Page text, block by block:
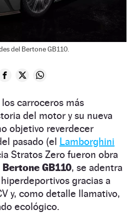
del Bertone GB110.
carroceros más
del motor y su nueva
objetivo reverdecer
pasado (el Lamborghini
Stratos Zero fueron obra
Bertone GB110, se adentra
gracias a
y, como detalle llamativo,
ecológico.